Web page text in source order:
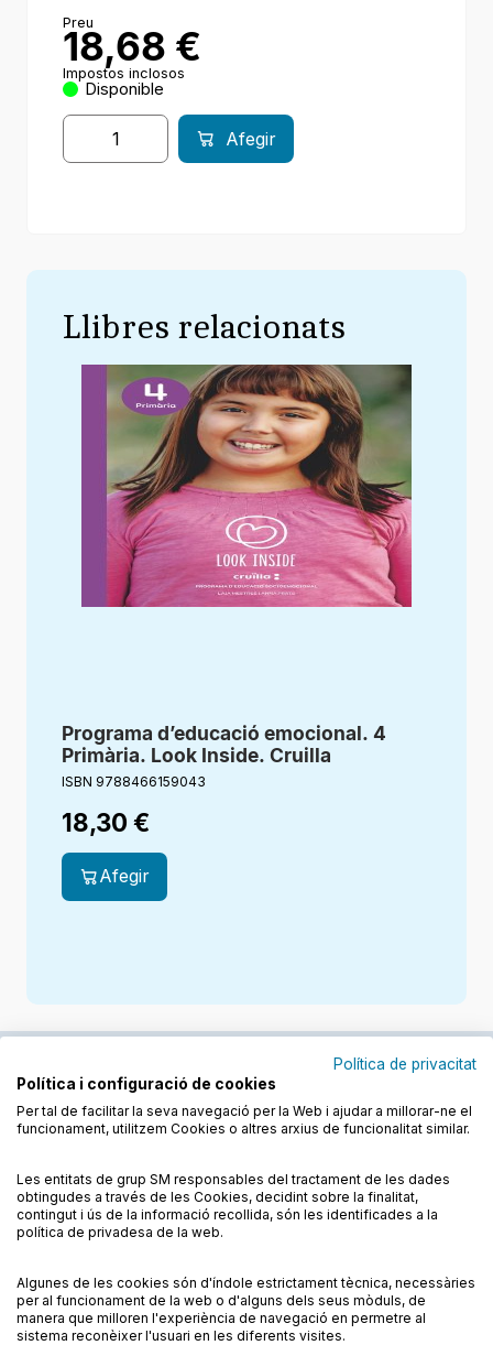
Preu
18,68 €
Impostos inclosos
Disponible
Afegir
Llibres relacionats
Programa d’educació emocional. 4
Primària. Look Inside. Cruilla
ISBN 9788466159043
18,30 €
Afegir
Quadern Llengua catalana i Literatura. 1 Primària.
Revola. Illes Balears
18,68€
Condicions de compra
Condicions d’ús
Política de cookies
Política de privadesa
FAQs
Contacte
Política de privacitat
Política i configuració de cookies
Per tal de facilitar la seva navegació per la Web i ajudar a millorar-ne el
funcionament, utilitzem Cookies o altres arxius de funcionalitat similar.
Les entitats de grup SM responsables del tractament de les dades
obtingudes a través de les Cookies, decidint sobre la finalitat,
contingut i ús de la informació recollida, són les identificades a la
política de privadesa de la web.
Algunes de les cookies són d'índole estrictament tècnica, necessàries
per al funcionament de la web o d'alguns dels seus mòduls, de
manera que milloren l'experiència de navegació en permetre al
sistema reconèixer l'usuari en les diferents visites.